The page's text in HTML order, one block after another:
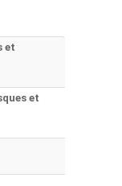
et
et